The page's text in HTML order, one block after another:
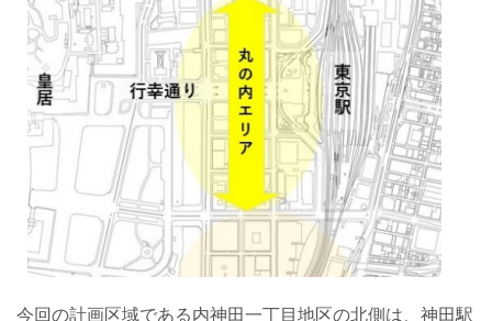
今回の計画区域である内神田一丁目地区の北側は、神田駅